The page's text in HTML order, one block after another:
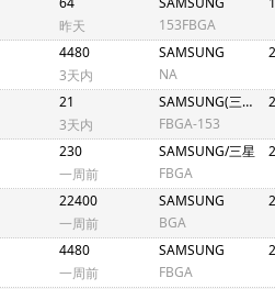
昨天
153FBGA
4480
3天内
SAMSUNG
NA
21
3天内
SAMSUNG(三星半导体)
FBGA-153
230
一周前
SAMSUNG/三星
FBGA
22400
一周前
SAMSUNG
BGA
4480
一周前
SAMSUNG
FBGA